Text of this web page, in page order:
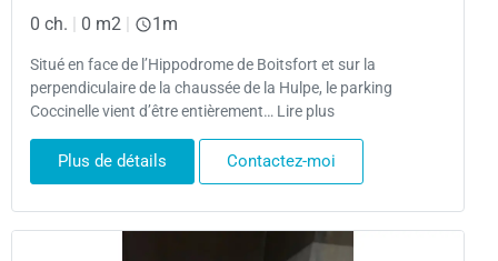
0 ch. | 0 m2 | 1m
Situé en face de l’Hippodrome de Boitsfort et sur la
perpendiculaire de la chaussée de la Hulpe, le parking
Coccinelle vient d’être entièrement… Lire plus
Plus de détails Contactez-moi